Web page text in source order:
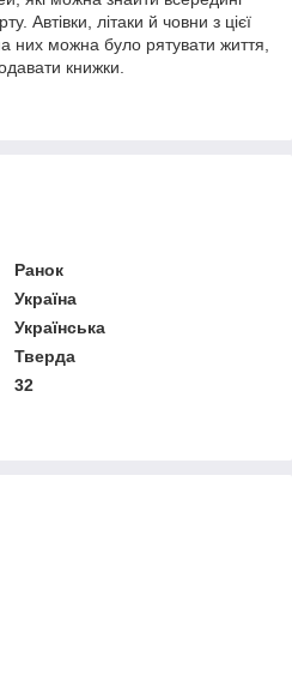
Автівки, літаки й човни з цієї
них можна було рятувати життя,
книжки.
Ранок
Україна
Українська
Тверда
32